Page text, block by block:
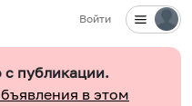
Войти
с публикации.
в этом